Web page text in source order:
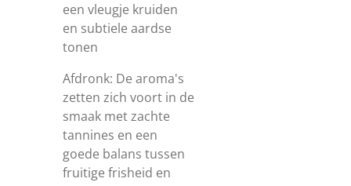
een vleugje kruiden
en subtiele aardse
tonen
Afdronk: De aroma's
zetten zich voort in de
smaak metzachte
tannines en een
goede balans tussen
fruitige frisheid en